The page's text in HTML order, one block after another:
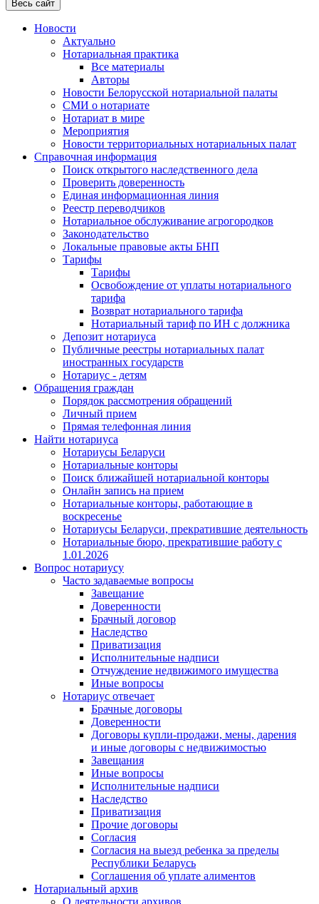
Весь сайт
Новости
Актуально
Нотариальная практика
Все материалы
Авторы
Новости Белорусской нотариальной палаты
СМИ о нотариате
Нотариат в мире
Мероприятия
Новости территориальных нотариальных палат
Справочная информация
Поиск открытого наследственного дела
Проверить доверенность
Единая информационная линия
Реестр переводчиков
Нотариальное обслуживание агрогородков
Законодательство
Локальные правовые акты БНП
Тарифы
Тарифы
Освобождение от уплаты нотариального
тарифа
Возврат нотариального тарифа
Нотариальный тариф по ИН с должника
Депозит нотариуса
Публичные реестры нотариальных палат
иностранных государств
Нотариус - детям
Обращения граждан
Порядок рассмотрения обращений
Личный прием
Прямая телефонная линия
Найти нотариуса
Нотариусы Беларуси
Нотариальные конторы
Поиск ближайшей нотариальной конторы
Онлайн запись на прием
Нотариальные конторы, работающие в
воскресенье
Нотариусы Беларуси, прекратившие деятельность
Нотариальные бюро, прекратившие работу с
1.01.2026
Вопрос нотариусу
Часто задаваемые вопросы
Завещание
Доверенности
Брачный договор
Наследство
Приватизация
Исполнительные надписи
Отчуждение недвижимого имущества
Иные вопросы
Нотариус отвечает
Брачные договоры
Доверенности
Договоры купли-продажи, мены, дарения
и иные договоры с недвижимостью
Завещания
Иные вопросы
Исполнительные надписи
Наследство
Приватизация
Прочие договоры
Согласия
Согласия на выезд ребенка за пределы
Республики Беларусь
Соглашения об уплате алиментов
Нотариальный архив
О деятельности архивов